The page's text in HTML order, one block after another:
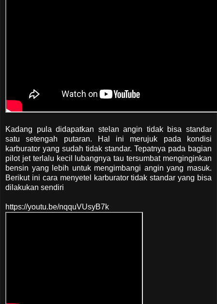
Kadang pula didapatkan stelan angin tidak bisa standar
satu setengah putaran. Hal ini merujuk pada kondisi
karburator yang sudah tidak standar. Tepatnya pada bagian
pilot jet terlalu kecil lubangnya tau tersumbat menginginkan
bensin yang lebih untuk mengimbangi angin yang masuk.
Berikut ini cara menyetel karburator tidak standar yang bisa
dilakukan sendiri
https://youtu.be/nqquVUsyB7k